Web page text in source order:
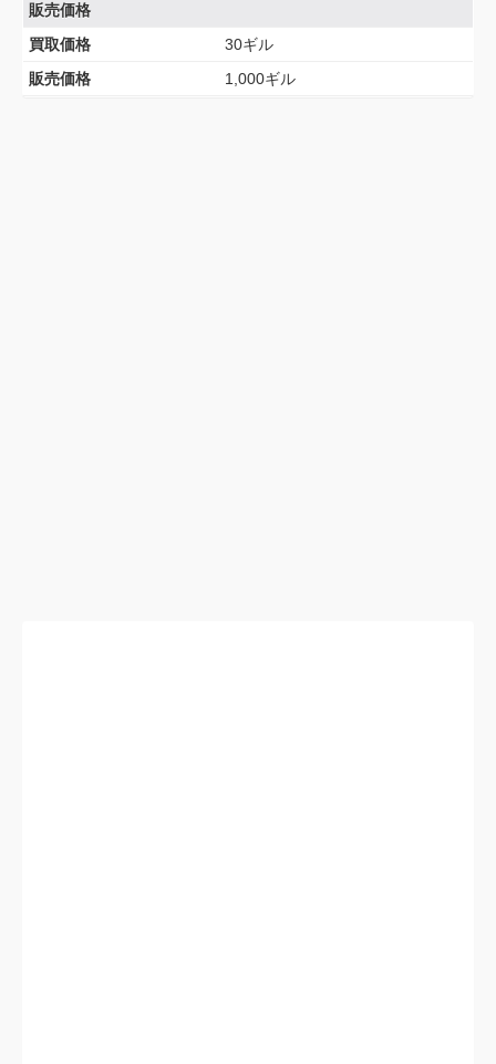
販売価格
買取価格
30ギル
販売価格
1,000ギル